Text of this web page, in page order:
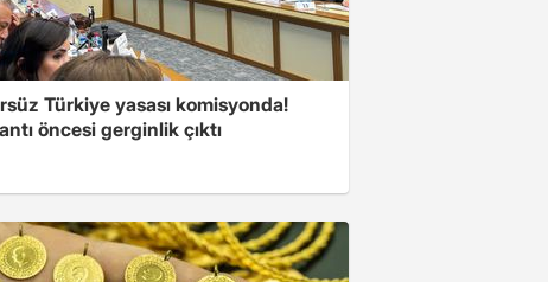
Türkiye yasası komisyonda!
öncesi gerginlik çıktı